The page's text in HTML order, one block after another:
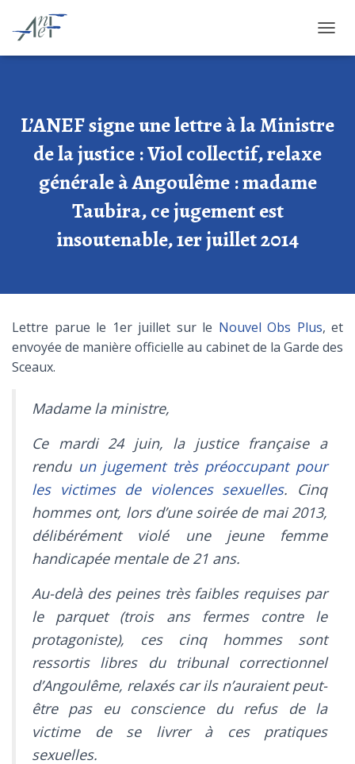
L’ANEF signe une lettre à la Ministre
de la justice : Viol collectif, relaxe
générale à Angoulême : madame
Taubira, ce jugement est
insoutenable, 1er juillet 2014
Lettre parue le 1er juillet sur le Nouvel Obs Plus, et
envoyée de manière officielle au cabinet de la Garde des
Sceaux.
Madame la ministre,
Ce mardi 24 juin, la justice française a
rendu un jugement très préoccupant pour
les victimes de violences sexuelles. Cinq
hommes ont, lors d’une soirée de mai 2013,
délibérément violé une jeune femme
handicapée mentale de 21 ans.
Au-delà des peines très faibles requises par
le parquet (trois ans fermes contre le
protagoniste), ces cinq hommes sont
ressortis libres du tribunal correctionnel
d’Angoulême, relaxés car ils n’auraient peut-
être pas eu conscience du refus de la
victime de se livrer à ces pratiques
sexuelles.